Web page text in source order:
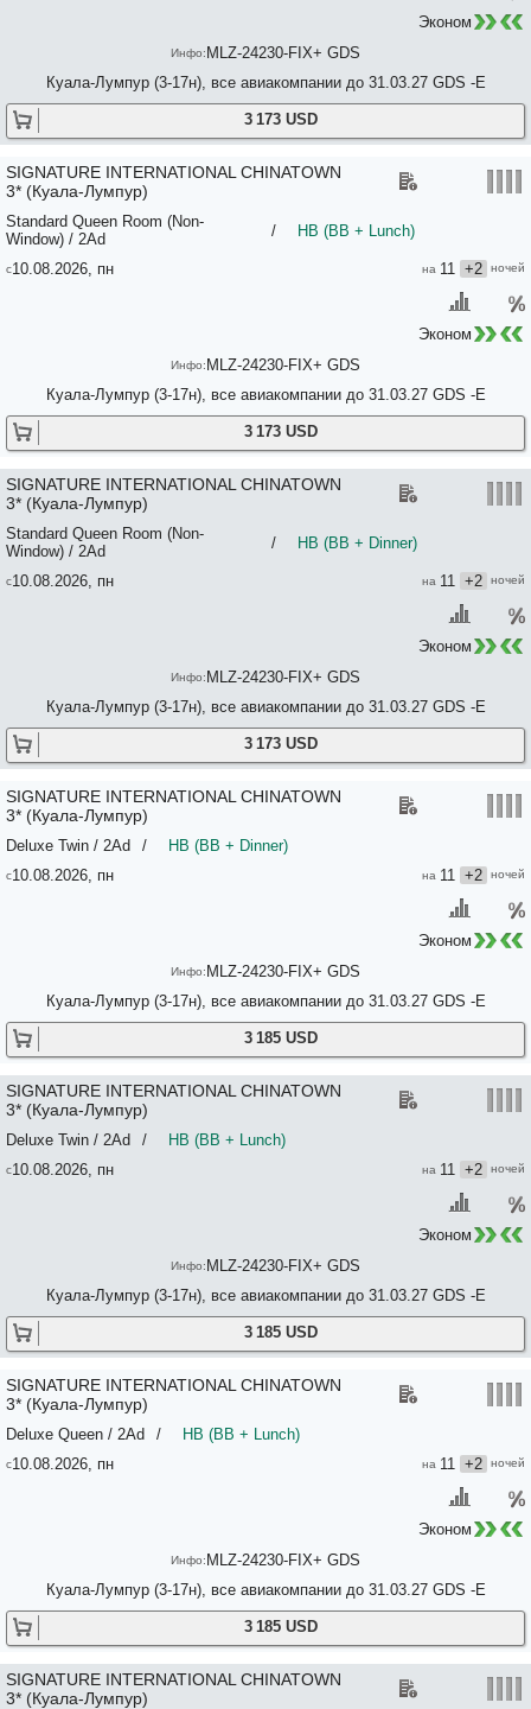
Куала-Лумпур (3-17н), все авиакомпании до 31.03.27 GDS -E
3 173 USD
MLZ-24230-FIX+ GDS
Эконом
10.08.2026, пн
Куала-Лумпур (3-17н), все авиакомпании до 31.03.27 GDS -E
11 +2
SIGNATURE INTERNATIONAL CHINATOWN
3* (Куала-Лумпур)
/ HB (BB + Lunch)
Standard Queen Room (Non-
Window) / 2Ad
3 173 USD
MLZ-24230-FIX+ GDS
Эконом
10.08.2026, пн
Куала-Лумпур (3-17н), все авиакомпании до 31.03.27 GDS -E
11 +2
SIGNATURE INTERNATIONAL CHINATOWN
3* (Куала-Лумпур)
/ HB (BB + Dinner)
Standard Queen Room (Non-
Window) / 2Ad
3 173 USD
MLZ-24230-FIX+ GDS
Эконом
10.08.2026, пн
Куала-Лумпур (3-17н), все авиакомпании до 31.03.27 GDS -E
11 +2
SIGNATURE INTERNATIONAL CHINATOWN
3* (Куала-Лумпур)
/ HB (BB + Dinner)
Deluxe Twin / 2Ad
3 185 USD
MLZ-24230-FIX+ GDS
Эконом
10.08.2026, пн
Куала-Лумпур (3-17н), все авиакомпании до 31.03.27 GDS -E
11 +2
SIGNATURE INTERNATIONAL CHINATOWN
3* (Куала-Лумпур)
/ HB (BB + Lunch)
Deluxe Twin / 2Ad
3 185 USD
MLZ-24230-FIX+ GDS
Эконом
10.08.2026, пн
Куала-Лумпур (3-17н), все авиакомпании до 31.03.27 GDS -E
11 +2
SIGNATURE INTERNATIONAL CHINATOWN
3* (Куала-Лумпур)
/ HB (BB + Lunch)
Deluxe Queen / 2Ad
3 185 USD
MLZ-24230-FIX+ GDS
Эконом
SIGNATURE INTERNATIONAL CHINATOWN
3* (Куала-Лумпур)